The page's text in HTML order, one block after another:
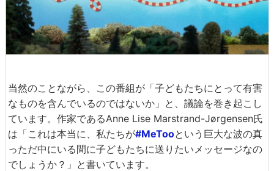
当然のことながら、この番組が「子どもたちにとって有害
なものを含んでいるのではないか」と、議論を巻き起こし
ています。作家であるAnne Lise Marstrand-Jørgensen氏
は「これは本当に、私たちが#MeTooという巨大な波の真
っただ中にいる間に子どもたちに送りたいメッセージなの
でしょうか？」と書いています。